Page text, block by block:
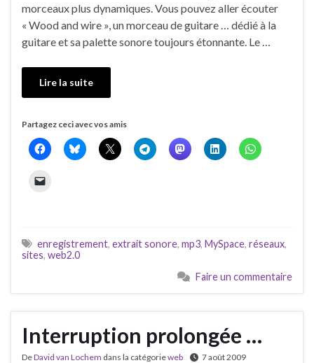
morceaux plus dynamiques. Vous pouvez aller écouter
« Wood and wire », un morceau de guitare … dédié à la
guitare et sa palette sonore toujours étonnante. Le …
Lire la suite
Partagez ceci avec vos amis
enregistrement, extrait sonore, mp3, MySpace, réseaux,
sites, web2.0
Faire un commentaire
Interruption prolongée …
DeDavid van Lochem dans la catégorieweb
7 août 2009